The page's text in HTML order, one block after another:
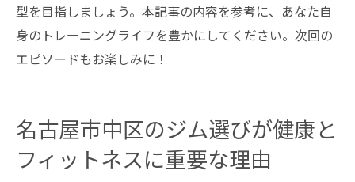
型を目指しましょう。本記事の内容を参考に、あなた自
身のトレーニングライフを豊かにしてください。次回の
エピソードもお楽しみに！
名古屋市中区のジム選びが健康と
フィットネスに重要な理由